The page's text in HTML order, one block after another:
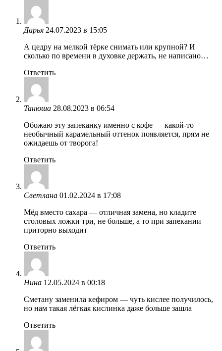
Дарья 24.07.2023 в 15:05
А цедру на мелкой тёрке снимать или крупной? И
сколько по времени в духовке держать, не написано…
Ответить
Танюша 28.08.2023 в 06:54
Обожаю эту запеканку именно с кофе — какой-то
необычный карамельный оттенок появляется, прям не
ожидаешь от творога!
Ответить
Светлана 01.02.2024 в 17:08
Мёд вместо сахара — отличная замена, но кладите
столовых ложки три, не больше, а то при запекании
приторно выходит
Ответить
Нина 12.05.2024 в 00:18
Сметану заменила кефиром — чуть кислее получилось,
но нам такая лёгкая кислинка даже больше зашла
Ответить